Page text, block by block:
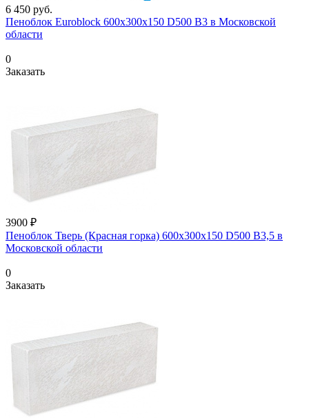
6 450 руб.
Пеноблок Euroblock 600х300х150 D500 В3 в Московской
области
0
Заказать
3900 ₽
Пеноблок Тверь (Красная горка) 600х300х150 D500 В3,5 в
Московской области
0
Заказать